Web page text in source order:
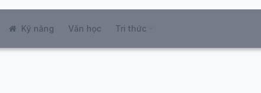
Kỹ năng Văn học Tri thức